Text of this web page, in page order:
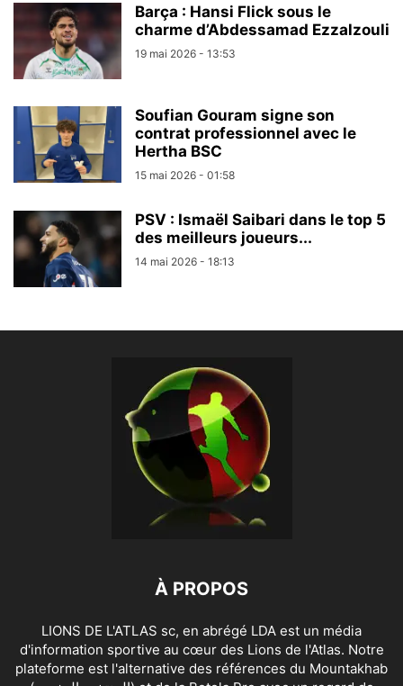
Barça : Hansi Flick sous le
charme d’Abdessamad Ezzalzouli
19 mai 2026 - 13:53
Soufian Gouram signe son
contrat professionnel avec le
Hertha BSC
15 mai 2026 - 01:58
PSV : Ismaël Saibari dans le top 5
des meilleurs joueurs...
14 mai 2026 - 18:13
À PROPOS
LIONS DE L'ATLAS sc, en abrégé LDA est un média
d'information sportive au cœur des Lions de l'Atlas. Notre
plateforme est l'alternative des références du Mountakhab